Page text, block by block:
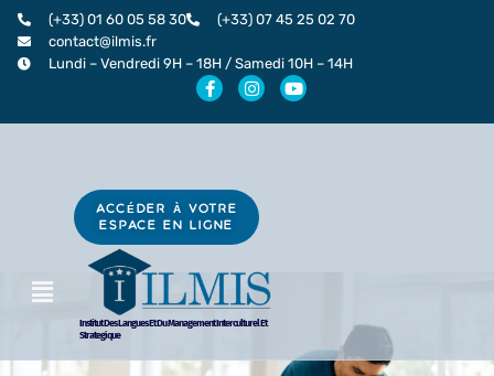
Aller
au
contenu
(+33) 01 60 05 58 30
(+33) 07 45 25 02 70
contact@ilmis.fr
Lundi – Vendredi 9H – 18H / Samedi 10H – 14H
F
a
-
f
I
n
a
m
Y
o
Institut Des Langues Et Du Management Interculturel Et
Strategique
Menu
ACCÉDER À VOTRE
ESPACE EN LIGNE